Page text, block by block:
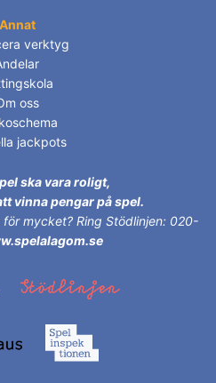
Annat
verktyg
oss
jackpots
ska vara roligt,
vinna pengar på spel.
för mycket? Ring Stödlinjen: 020-